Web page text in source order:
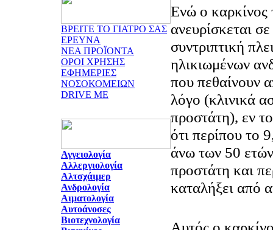
ΒΡΕΙΤΕ ΤΟ ΓΙΑΤΡΟ ΣΑΣ
ΕΡΕΥΝΑ
ΝΕΑ ΠΡΟΪΟΝΤΑ
ΟΡΟΙ ΧΡΗΣΗΣ
ΕΦΗΜΕΡΙΕΣ
ΝΟΣΟΚΟΜΕΙΩΝ
DRIVE ME
Αγγειολογία
Αλλεργιολογία
Αλτσχάιμερ
Ανδρολογία
Αιματολογία
Αυτοάνοσες
Βιοτεχνολογία
Ενώ ο καρκίνος
ανευρίσκεται
συντριπτική
ηλικιωμένων
που πεθαίνουν
λόγο (κλινικά
προστάτη), εν
ότι περίπου το
άνω των 50
προστάτη και
καταλήξει από